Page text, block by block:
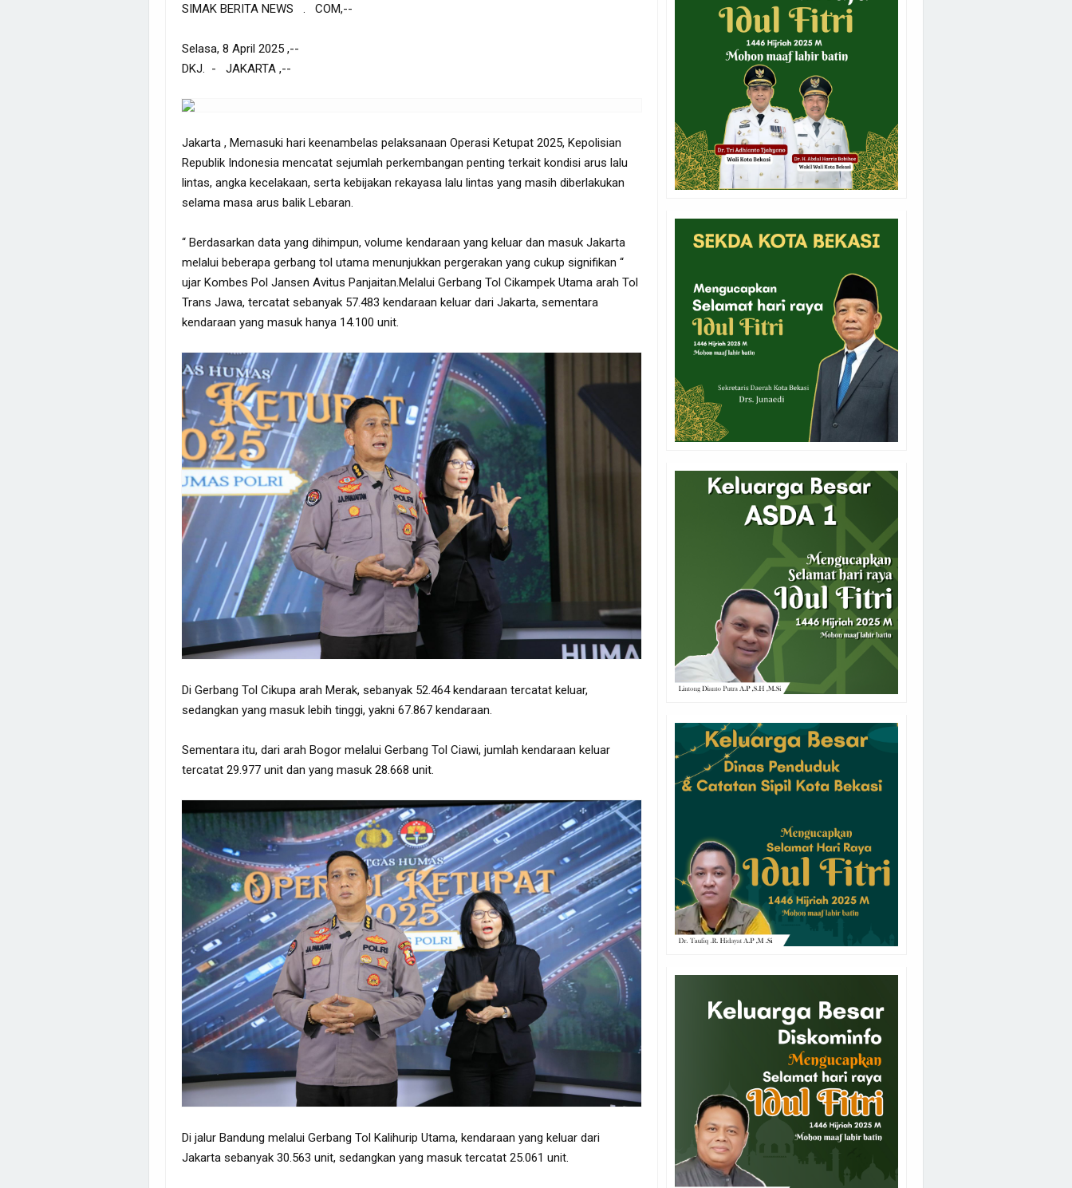
SIMAK BERITA NEWS . COM,--
Selasa, 8 April 2025 ,--
DKJ. - JAKARTA ,--
Jakarta , Memasuki hari keenambelas pelaksanaan Operasi Ketupat 2025, Kepolisian
Republik Indonesia mencatat sejumlah perkembangan penting terkait kondisi arus lalu
lintas, angka kecelakaan, serta kebijakan rekayasa lalu lintas yang masih diberlakukan
selama masa arus balik Lebaran.
“ Berdasarkan data yang dihimpun, volume kendaraan yang keluar dan masuk Jakarta
melalui beberapa gerbang tol utama menunjukkan pergerakan yang cukup signifikan “
ujar Kombes Pol Jansen Avitus Panjaitan.Melalui Gerbang Tol Cikampek Utama arah Tol
Trans Jawa, tercatat sebanyak 57.483 kendaraan keluar dari Jakarta, sementara
kendaraan yang masuk hanya 14.100 unit.
Di Gerbang Tol Cikupa arah Merak, sebanyak 52.464 kendaraan tercatat keluar,
sedangkan yang masuk lebih tinggi, yakni 67.867 kendaraan.
Sementara itu, dari arah Bogor melalui Gerbang Tol Ciawi, jumlah kendaraan keluar
tercatat 29.977 unit dan yang masuk 28.668 unit.
Di jalur Bandung melalui Gerbang Tol Kalihurip Utama, kendaraan yang keluar dari
Jakarta sebanyak 30.563 unit, sedangkan yang masuk tercatat 25.061 unit.